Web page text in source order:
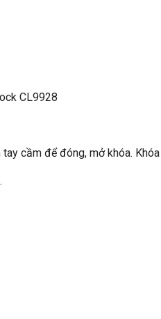
CL9928
cầm để đóng, mở khóa.